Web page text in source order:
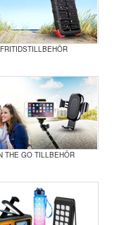
FRITIDSTILLBEHÖR
THE GO TILLBEHÖR